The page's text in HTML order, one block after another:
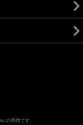
の商標です。